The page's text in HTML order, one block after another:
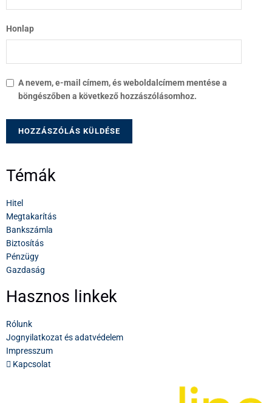
Honlap
A nevem, e-mail címem, és weboldalcímem mentése a
böngészőben a következő hozzászólásomhoz.
Témák
Hitel
Megtakarítás
Bankszámla
Biztosítás
Pénzügy
Gazdaság
Hasznos linkek
Rólunk
Jognyilatkozat és adatvédelem
Impresszum
Kapcsolat